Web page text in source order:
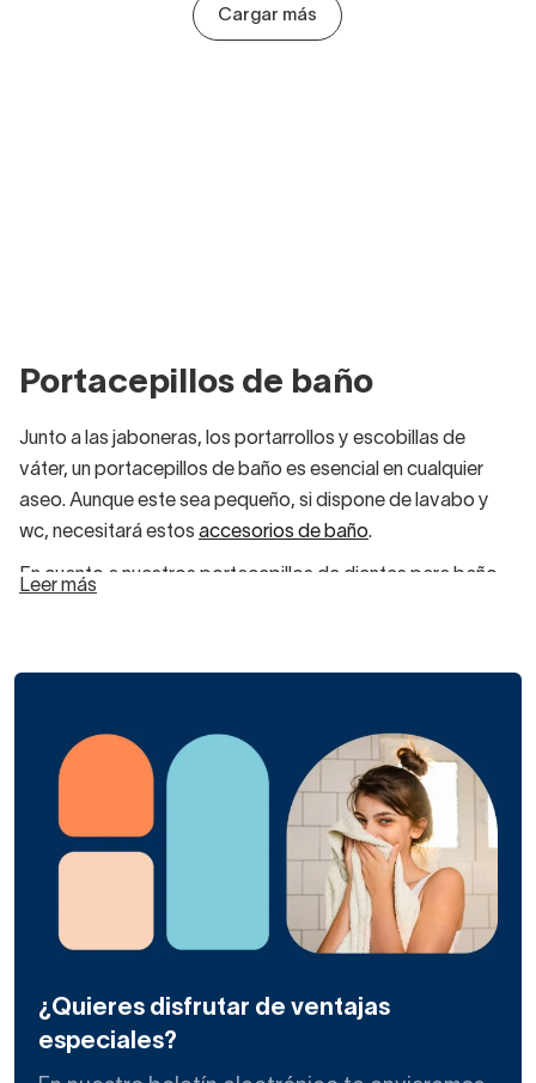
Cargar más
Portacepillos de baño
Junto a las jaboneras, los portarrollos y escobillas de
váter, un portacepillos de baño es esencial en cualquier
aseo. Aunque este sea pequeño, si dispone de lavabo y
wc, necesitará estos accesorios de baño.
En cuanto a nuestros portacepillos de dientes para baño,
En nuestra web, un portacepillos de baño te puede costar
El vaso portacepillos de dientes más caro de nuestro
catálogo es un modelo hecho de cristal al ácido y aluminio
Por materiales, los tenemos de plástico ABS, latón,
cerámica.
El zamak, una aleación de zinc con aluminio, magnesio y
Leer más
¿Quieres disfrutar de ventajas
especiales?